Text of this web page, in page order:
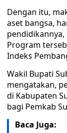
Dengan itu,
aset bangsa,
Program
Indeks
Wakil Bupati
mengatakan,
di Kabupaten
bagi Pemkab
Baca Juga: